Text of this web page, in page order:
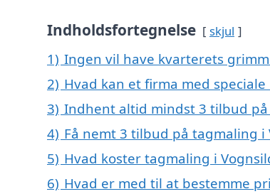
Indholdsfortegnelse skjul
1) Ingen vil have kvarterets
2) Hvad kan et firma med
3) Indhent altid mindst 3 tilbud
4) Få nemt 3 tilbud på tagmaling
5) Hvad koster tagmaling i
6) Hvad er med til at bestemme